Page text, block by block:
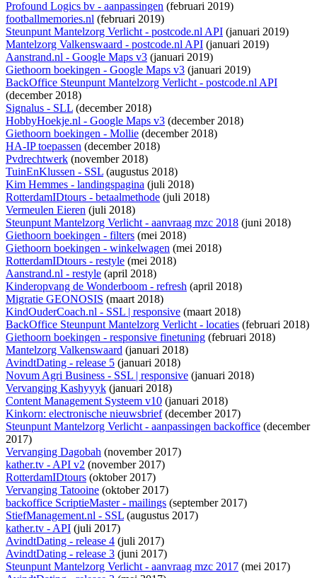
Profound Logics bv - aanpassingen (februari 2019)
footballmemories.nl (februari 2019)
Steunpunt Mantelzorg Verlicht - postcode.nl API (januari 2019)
Mantelzorg Valkenswaard - postcode.nl API (januari 2019)
Aanstrand.nl - Google Maps v3 (januari 2019)
Giethoorn boekingen - Google Maps v3 (januari 2019)
BackOffice Steunpunt Mantelzorg Verlicht - postcode.nl API
(december 2018)
Signalus - SLL (december 2018)
HobbyHoekje.nl - Google Maps v3 (december 2018)
Giethoorn boekingen - Mollie (december 2018)
HA-IP toepassen (december 2018)
Pvdrechtwerk (november 2018)
TuinEnKlussen - SSL (augustus 2018)
Kim Hemmes - landingspagina (juli 2018)
RotterdamIDtours - betaalmethode (juli 2018)
Vermeulen Eieren (juli 2018)
Steunpunt Mantelzorg Verlicht - aanvraag mzc 2018 (juni 2018)
Giethoorn boekingen - filters (mei 2018)
Giethoorn boekingen - winkelwagen (mei 2018)
RotterdamIDtours - restyle (mei 2018)
Aanstrand.nl - restyle (april 2018)
Kinderopvang de Wonderboom - refresh (april 2018)
Migratie GEONOSIS (maart 2018)
KindOuderCoach.nl - SSL | responsive (maart 2018)
BackOffice Steunpunt Mantelzorg Verlicht - locaties (februari 2018)
Giethoorn boekingen - responsive finetuning (februari 2018)
Mantelzorg Valkenswaard (januari 2018)
AvindtDating - release 5 (januari 2018)
Novum Agri Business - SSL | responsive (januari 2018)
Vervanging Kashyyyk (januari 2018)
Content Management Systeem v10 (januari 2018)
Kinkorn: electronische nieuwsbrief(december 2017)
Steunpunt Mantelzorg Verlicht - aanpassingen backoffice (december
2017)
Vervanging Dagobah (november 2017)
kather.tv - API v2 (november 2017)
RotterdamIDtours (oktober 2017)
Vervanging Tatooine (oktober 2017)
backoffice ScriptieMaster - mailings (september 2017)
StiefManagement.nl - SSL (augustus 2017)
kather.tv - API (juli 2017)
AvindtDating - release 4 (juli 2017)
AvindtDating - release 3 (juni 2017)
Steunpunt Mantelzorg Verlicht - aanvraag mzc 2017 (mei 2017)